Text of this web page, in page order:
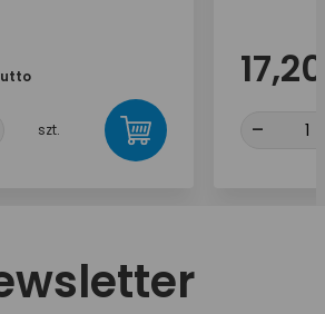
szt. -